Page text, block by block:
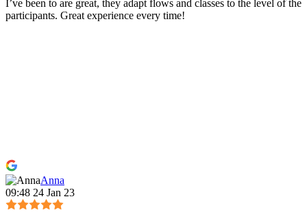
I’ve been to are great, they adapt flows and classes to the level of the
participants. Great experience every time!
Anna
09:48 24 Jan 23